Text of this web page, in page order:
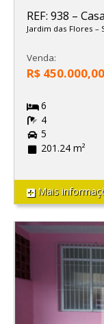
REF: 938 –
Jardim das Flores –
Venda:
R$ 450.000,00
6
4
5
201.24 m²
Mais